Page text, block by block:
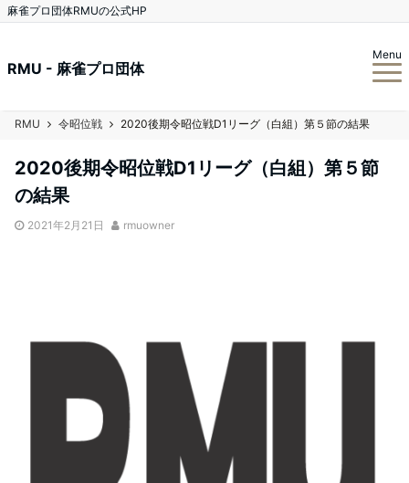
麻雀プロ団体RMUの公式HP
RMU - 麻雀プロ団体
Menu
RMU 令昭位戦 2020後期令昭位戦D1リーグ（白組）第５節の結果
2020後期令昭位戦D1リーグ（白組）第５節
の結果
2021年2月21日 rmuowner